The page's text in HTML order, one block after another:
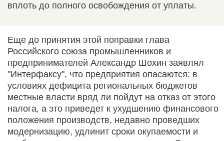
вплоть до полного освобождения от уплаты.
Еще до принятия этой поправки глава
Российского союза промышленников и
предпринимателей Александр Шохин заявлял
"Интерфаксу", что предприятия опасаются: в
условиях дефицита региональных бюджетов
местные власти вряд ли пойдут на отказ от этого
налога, а это приведет к ухудшению финансового
положения производств, недавно проведших
модернизацию, удлинит сроки окупаемости и